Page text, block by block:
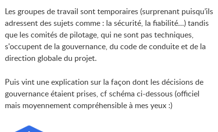
Les groupes de travail sont temporaires (surprenant puisqu’ils
adressent des sujets comme : la sécurité, la fiabilité…) tandis
que les comités de pilotage, qui ne sont pas techniques,
s'occupent de la gouvernance, du code de conduite et de la
direction globale du projet.
Puis vint une explication sur la façon dont les décisions de
gouvernance étaient prises, cf schéma ci-dessous (officiel
mais moyennement compréhensible à mes yeux :)